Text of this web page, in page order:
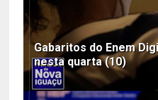
Gabaritos do Enem
nesta quarta (10)